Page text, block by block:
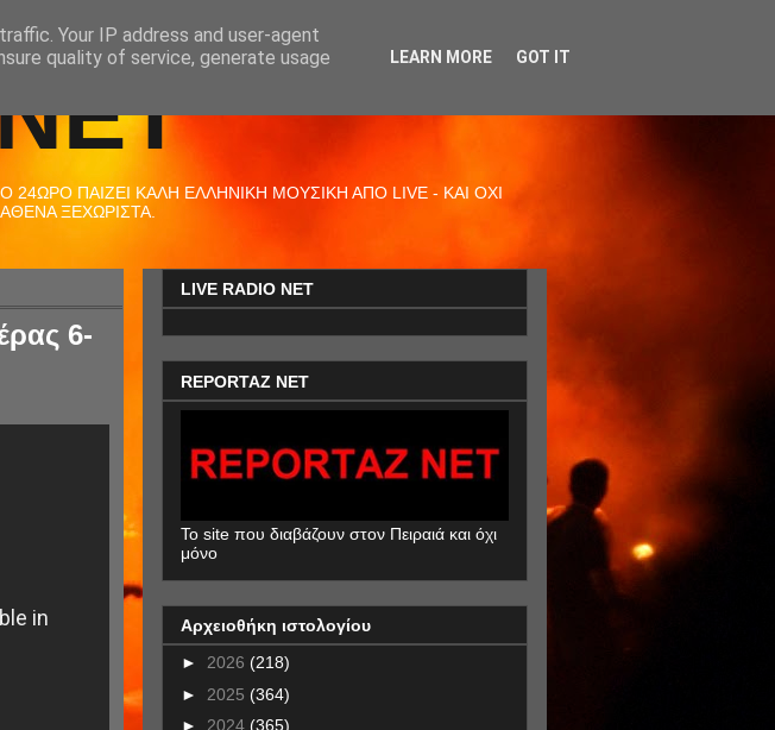
ΠΑΙΖΕΙ ΚΑΛΗ ΕΛΛΗΝΙΚΗ ΜΟΥΣΙΚΗ ΑΠΟ LIVE - ΚΑΙ ΟΧΙ
ΞΕΧΩΡΙΣΤΑ.
6-
LIVE RADIO NET
REPORTAZ NET
To site που διαβάζουν στον Πειραιά και όχι
μόνο
Αρχειοθήκη ιστολογίου
► 2026 (218)
► 2025 (364)
► 2024 (365)
Your IP address and user-agent
quality of service, generate usage
LEARN MORE GOT IT